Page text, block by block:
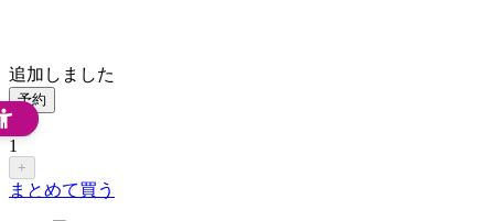
追加しました
予約
1
+
まとめて買う